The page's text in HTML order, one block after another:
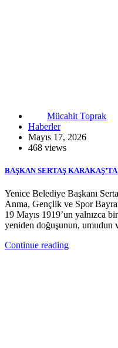
Mücahit Toprak
Haberler
Mayıs 17, 2026
468 views
BAŞKAN SERTAŞ
Yenice Belediye Başkanı
Anma, Gençlik ve Spor
19 Mayıs 1919’un yalnızca
yeniden doğuşunun,
Continue reading